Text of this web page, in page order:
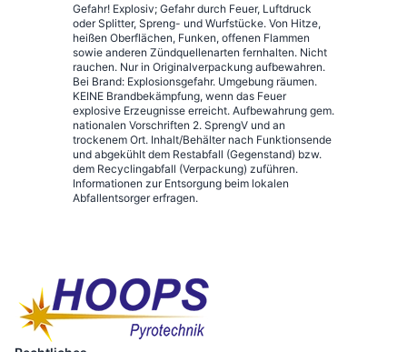
Gefahr! Explosiv; Gefahr durch Feuer, Luftdruck
oder Splitter, Spreng- und Wurfstücke. Von Hitze,
heißen Oberflächen, Funken, offenen Flammen
sowie anderen Zündquellenarten fernhalten. Nicht
rauchen. Nur in Originalverpackung aufbewahren.
Bei Brand: Explosionsgefahr. Umgebung räumen.
KEINE Brandbekämpfung, wenn das Feuer
explosive Erzeugnisse erreicht. Aufbewahrung gem.
nationalen Vorschriften 2. SprengV und an
trockenem Ort. Inhalt/Behälter nach Funktionsende
und abgekühlt dem Restabfall (Gegenstand) bzw.
dem Recyclingabfall (Verpackung) zuführen.
Informationen zur Entsorgung beim lokalen
Abfallentsorger erfragen.